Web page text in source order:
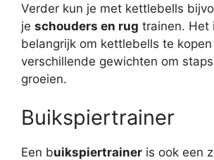
Verder kun je met kettlebells
je schouders en rug trainen. Het
belangrijk om kettlebells te
verschillende gewichten om
groeien.
Buikspiertrainer
Een buikspiertrainer is ook een